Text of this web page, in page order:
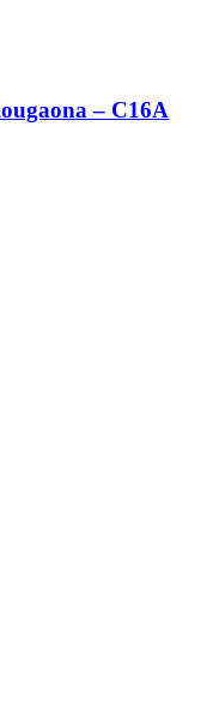
– C16A